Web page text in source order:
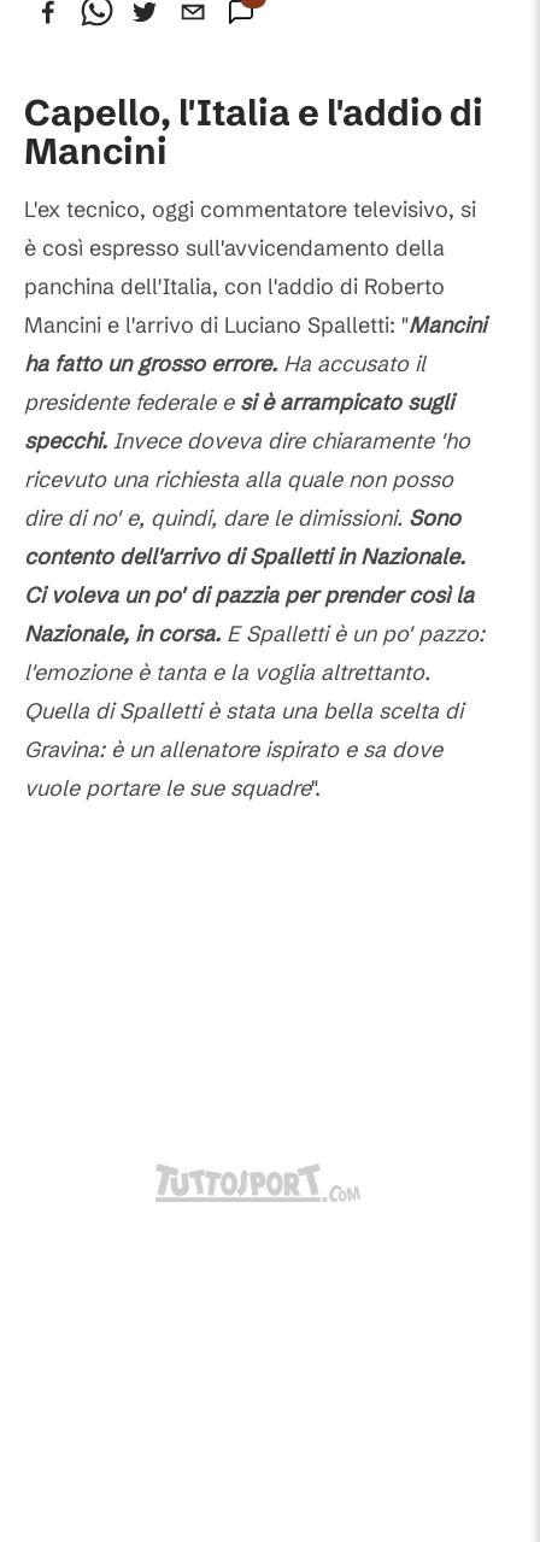
Capello, l'Italia e l'addio di
Mancini
L'ex tecnico, oggi commentatore televisivo, si
è così espresso sull'avvicendamento della
panchina dell'Italia, con l'addio di Roberto
Mancini e l'arrivo di Luciano Spalletti: "Mancini
ha fatto un grosso errore. Ha accusato il
presidente federale e si è arrampicato sugli
specchi. Invece doveva dire chiaramente 'ho
ricevuto una richiesta alla quale non posso
dire di no' e, quindi, dare le dimissioni. Sono
contento dell'arrivo di Spalletti in Nazionale.
Ci voleva un po' di pazzia per prender così la
Nazionale, in corsa. E Spalletti è un po' pazzo:
l'emozione è tanta e la voglia altrettanto.
Quella di Spalletti è stata una bella scelta di
Gravina: è un allenatore ispirato e sa dove
vuole portare le sue squadre".